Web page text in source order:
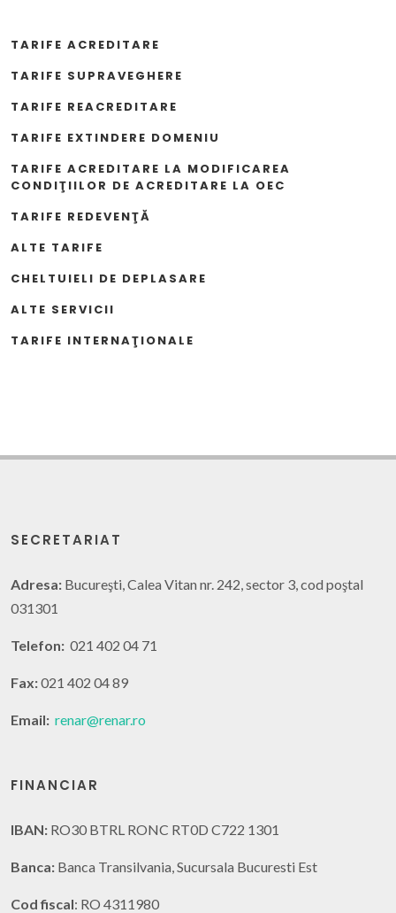
TARIFE ACREDITARE
TARIFE SUPRAVEGHERE
TARIFE REACREDITARE
TARIFE EXTINDERE DOMENIU
TARIFE ACREDITARE LA MODIFICAREA
CONDIŢIILOR DE ACREDITARE LA OEC
TARIFE REDEVENŢĂ
ALTE TARIFE
CHELTUIELI DE DEPLASARE
ALTE SERVICII
TARIFE INTERNAŢIONALE
SECRETARIAT
Adresa: Bucureşti, Calea Vitan nr. 242, sector 3, cod poştal
031301
Telefon: 021 402 04 71
Fax:021 402 04 89
Email: renar@renar.ro
FINANCIAR
IBAN: RO30 BTRL RONC RT0D C722 1301
Banca: Banca Transilvania, Sucursala Bucuresti Est
Cod fiscal: RO 4311980